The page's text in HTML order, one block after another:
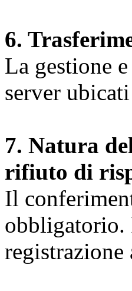
6.
La gestione
server
7. Natura
rifiuto di
Il
obbligatorio.